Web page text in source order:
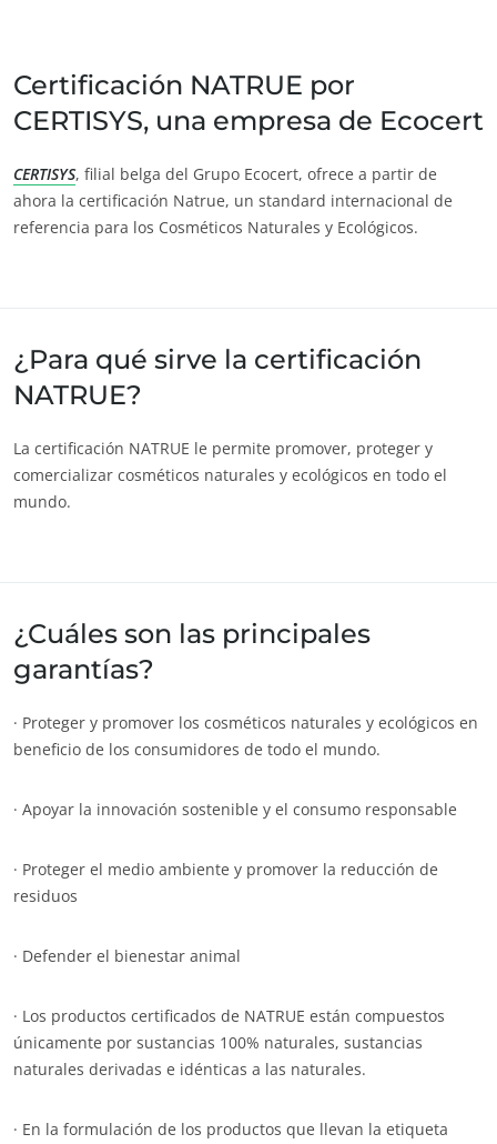
ECOCERT
¿Quiénes somos?
Carreras
Actuar a través de nuestros servicios
Japón (japonés)
America
Argentina (español)
Brasil (portugués)
Canadá
Colombia (español)
Estados Unidos
Perú (español)
Francia (francés)
Italia (italiano)
Rumanía (rumano)
Turquía (turco)
Certificación NATRUE por
CERTISYS, una empresa de Ecocert
CERTISYS, filial belga del Grupo Ecocert, ofrece a partir de
ahora la certificación Natrue, un standard internacional de
referencia para los Cosméticos Naturales y Ecológicos.
¿Para qué sirve la certificación
NATRUE?
La certificación NATRUE le permite promover, proteger y
comercializar cosméticos naturales y ecológicos en todo el
mundo.
¿Cuáles son las principales
garantías?
· Proteger y promover los cosméticos naturales y ecológicos en
beneficio de los consumidores de todo el mundo.
· Apoyar la innovación sostenible y el consumo responsable
· Proteger el medio ambiente y promover la reducción de
residuos
· Defender el bienestar animal
· Los productos certificados de NATRUE están compuestos
únicamente por sustancias 100% naturales, sustancias
naturales derivadas e idénticas a las naturales.
· En la formulación de los productos que llevan la etiqueta